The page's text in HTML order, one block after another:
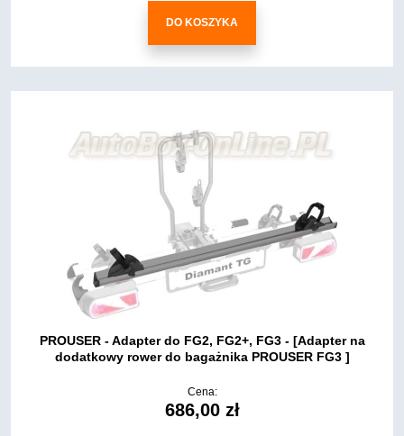
DO KOSZYKA
PROUSER - Adapter do FG2, FG2+, FG3 - [Adapter na
dodatkowy rower do bagażnika PROUSER FG3 ]
Cena:
686,00 zł